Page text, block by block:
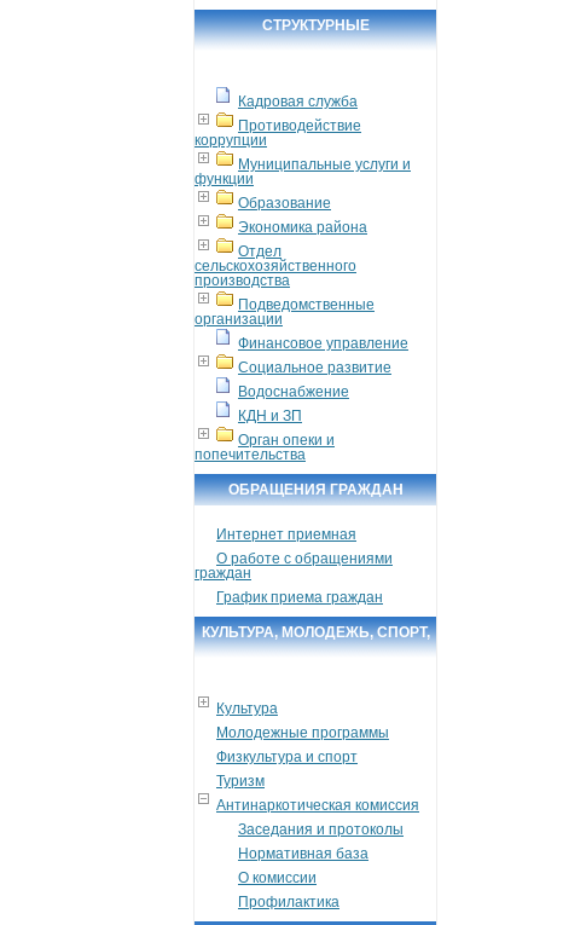
СТРУКТУРНЫЕ
Кадровая служба
Противодействие
коррупции
Муниципальные услуги и
функции
Образование
Экономика района
Отдел
сельскохозяйственного
производства
Подведомственные
организации
Финансовое управление
Социальное развитие
Водоснабжение
КДН и ЗП
Орган опеки и
попечительства
ОБРАЩЕНИЯ ГРАЖДАН
Интернет приемная
О работе с обращениями
граждан
График приема граждан
КУЛЬТУРА, МОЛОДЕЖЬ, СПОРТ,
Культура
Молодежные программы
Физкультура и спорт
Туризм
Антинаркотическая комиссия
Заседания и протоколы
Нормативная база
О комиссии
Профилактика